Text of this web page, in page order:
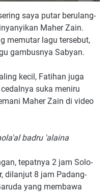
saya putar berulang-
Maher Zain.
memutar lagu tersebut,
gambusnya Sabyan.
kecil, Fatihan juga
suka meniru
Maher Zain di video
badru 'alaina
tepatnya 2 jam Solo-
dilanjut 8 jam Padang-
yang membawa